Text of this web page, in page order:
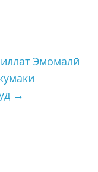
Эмомалӣ
→